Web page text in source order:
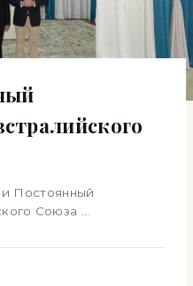
Постоянный
Союза …